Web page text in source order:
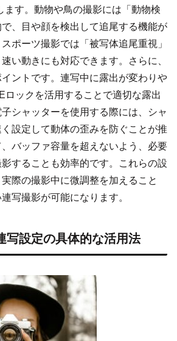
ます。動物や鳥の撮影には「動物検
、目や顔を検出して追尾する機能が
ポーツ撮影では「被写体追尾重視」
い動きにも対応できます。さらに、
ントです。連写中に露出が変わりや
ロックを活用することで適切な露出
シャッターを使用する際には、シャ
設定して動体の歪みを防ぐことが推
バッファ容量を超えないよう、必要
することも効率的です。これらの設
際の撮影中に微調整を加えること
写撮影が可能になります。
写設定の具体的な活用法